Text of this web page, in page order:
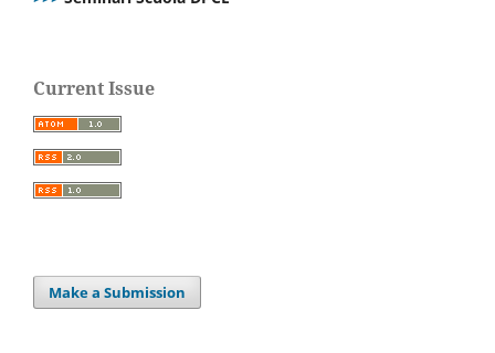
Current Issue
Make a Submission